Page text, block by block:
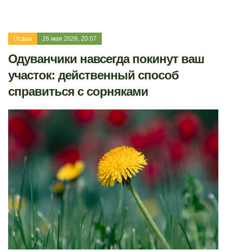
Отдых 26 мая 2026, 20:07
Одуванчики навсегда покинут ваш
участок: действенный способ
справиться с сорняками